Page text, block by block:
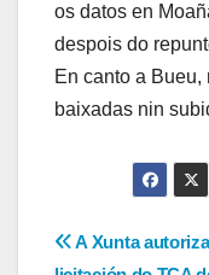
os datos en
despois do
En canto a
baixadas nin
A Xunta